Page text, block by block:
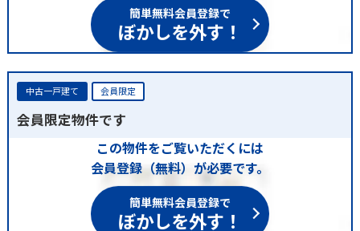
簡単無料会員登録で
ぼかしを外す！
中古一戸建て 会員限定
会員限定物件です
この物件をご覧いただくには
会員登録（無料）が必要です。
簡単無料会員登録で
ぼかしを外す！